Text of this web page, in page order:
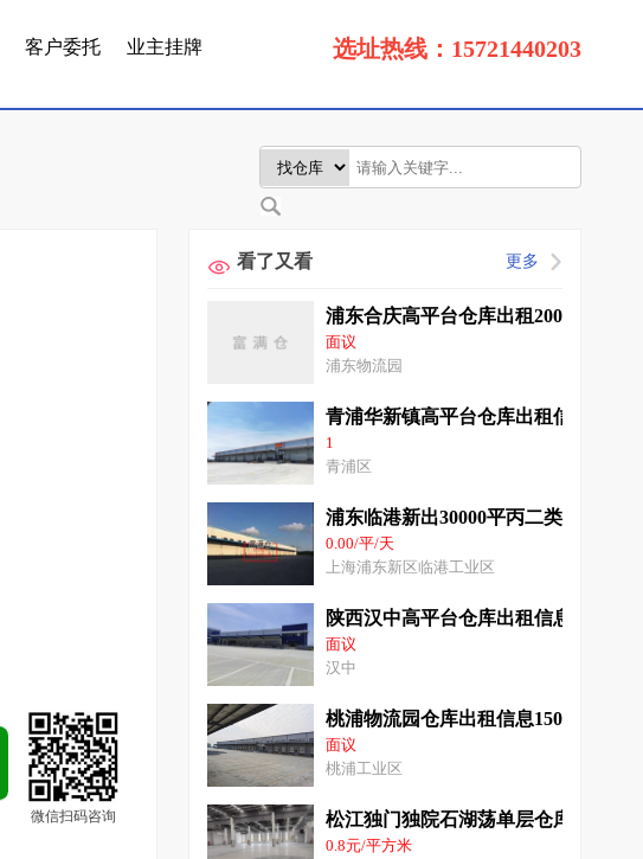
客户委托 业主挂牌 选址热线：15721440203
微信扫码咨询
看了又看 更多
浦东合庆高平台仓库出租20000平无
面议
浦东物流园
青浦华新镇高平台仓库出租信息
1
青浦区
浦东临港新出30000平丙二类高平台
0.00/平/天
上海浦东新区临港工业区
陕西汉中高平台仓库出租信息
面议
汉中
桃浦物流园仓库出租信息15000平米
面议
桃浦工业区
松江独门独院石湖荡单层仓库15000
0.8元/平方米